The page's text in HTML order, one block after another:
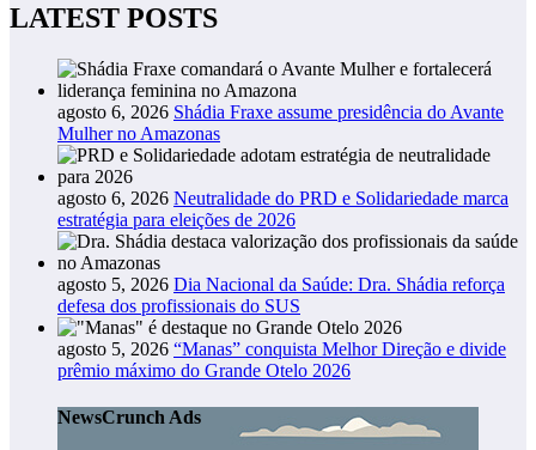
LATEST POSTS
agosto 6, 2026 Shádia Fraxe assume presidência do Avante
Mulher no Amazonas
agosto 6, 2026 Neutralidade do PRD e Solidariedade marca
estratégia para eleições de 2026
agosto 5, 2026 Dia Nacional da Saúde: Dra. Shádia reforça
defesa dos profissionais do SUS
agosto 5, 2026 “Manas” conquista Melhor Direção e divide
prêmio máximo do Grande Otelo 2026
NewsCrunch Ads